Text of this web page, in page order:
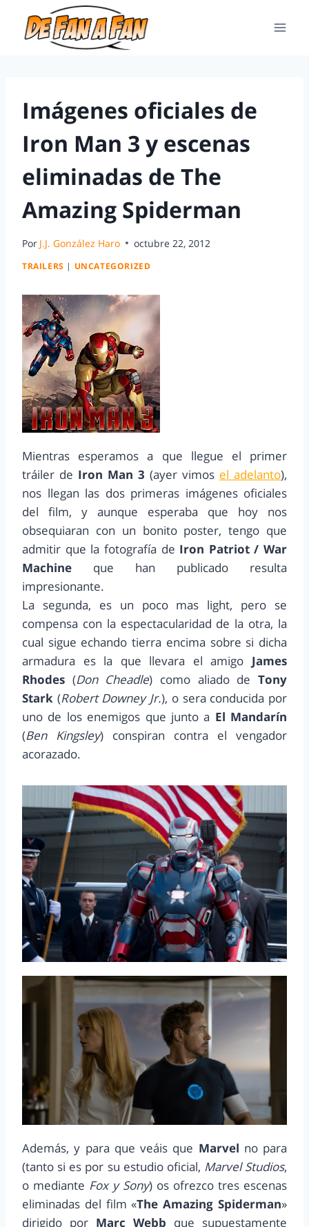
Imágenes oficiales de
Iron Man 3 y escenas
eliminadas de The
Amazing Spiderman
Por J.J. González Haro octubre 22, 2012
TRAILERS | UNCATEGORIZED
Mientras esperamos a que llegue el primer
tráiler de Iron Man 3 (ayer vimos el adelanto),
nos llegan las dos primeras imágenes oficiales
del film, y aunque esperaba que hoy nos
obsequiaran con un bonito poster, tengo que
admitir que la fotografía de Iron Patriot / War
Machine que han publicado resulta
impresionante.
La segunda, es un poco mas light, pero se
compensa con la espectacularidad de la otra, la
cual sigue echando tierra encima sobre si dicha
armadura es la que llevara el amigo James
Rhodes (Don Cheadle) como aliado de Tony
Stark (Robert Downey Jr.), o sera conducida por
uno de los enemigos que junto a El Mandarín
(Ben Kingsley) conspiran contra el vengador
acorazado.
Además, y para que veáis que Marvel no para
(tanto si es por su estudio oficial, Marvel Studios,
o mediante Fox y Sony) os ofrezco tres escenas
eliminadas del film «The Amazing Spiderman»
dirigido por Marc Webb que supuestamente